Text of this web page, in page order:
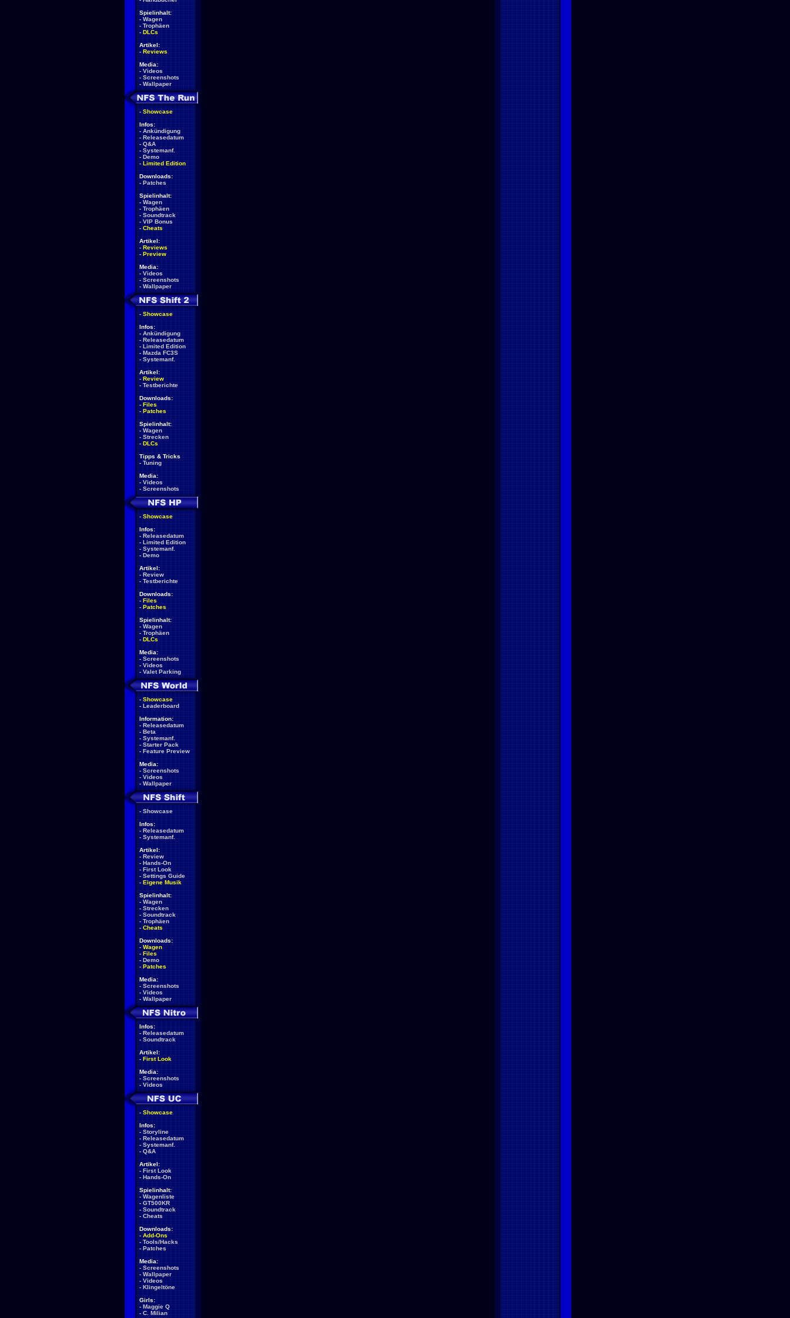
Spielinhalt:
- Wagen
- Trophäen
- DLCs
Artikel:
- Reviews
Media:
- Videos
- Screenshots
- Wallpaper
- Showcase
Infos:
- Ankündigung
- Releasedatum
- Q&A
- Systemanf.
- Demo
- Limited Edition
Downloads:
- Patches
Spielinhalt:
- Wagen
- Trophäen
- Soundtrack
- VIP Bonus
- Cheats
Artikel:
- Reviews
- Preview
Media:
- Videos
- Screenshots
- Wallpaper
- Showcase
Infos:
- Ankündigung
- Releasedatum
- Limited Edition
- Mazda FC3S
- Systemanf.
Artikel:
- Review
- Testberichte
Downloads:
- Files
- Patches
Spielinhalt:
- Wagen
- Strecken
- DLCs
Tipps & Tricks
- Tuning
Media:
- Videos
- Screenshots
- Showcase
Infos:
- Releasedatum
- Limited Edition
- Systemanf.
- Demo
Artikel:
- Review
- Testberichte
Downloads:
- Files
- Patches
Spielinhalt:
- Wagen
- Trophäen
- DLCs
Media:
- Screenshots
- Videos
- Valet Parking
- Showcase
- Leaderboard
Information:
- Releasedatum
- Beta
- Systemanf.
- Starter Pack
- Feature Preview
Media:
- Screenshots
- Videos
- Wallpaper
- Showcase
Infos:
- Releasedatum
- Systemanf.
Artikel:
- Review
- Hands-On
- First Look
- Settings Guide
- Eigene Musik
Spielinhalt:
- Wagen
- Strecken
- Soundtrack
- Trophäen
- Cheats
Downloads:
- Wagen
- Files
- Demo
- Patches
Media:
- Screenshots
- Videos
- Wallpaper
Infos:
- Releasedatum
- Soundtrack
Artikel:
- First Look
Media:
- Screenshots
- Videos
- Showcase
Infos:
- Storyline
- Releasedatum
- Systemanf.
- Q&A
Artikel:
- First Look
- Hands-On
Spielinhalt:
- Wagenliste
- GT500KR
- Soundtrack
- Cheats
Downloads:
- Add-Ons
- Tools/Hacks
- Patches
Media:
- Screenshots
- Wallpaper
- Videos
- Klingeltöne
Girls:
- Maggie Q
- C. Milian